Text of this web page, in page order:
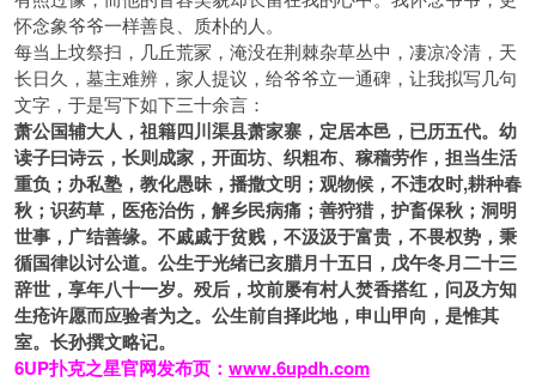
怀念象爷爷一样善良、质朴的人。
每当上坟祭扫，几丘荒冡，淹没在荆棘杂草丛中，凄凉冷清，天
长日久，墓主难辨，家人提议，给爷爷立一通碑，让我拟写几句
文字，于是写下如下三十余言：
萧公国辅大人，祖籍四川渠县萧家寨，定居本邑，已历五代。 幼
读子曰诗云，长则成家，开面坊、织粗布、稼穑劳作，担当生活
重负； 办私塾，教化愚昧，播撒文明； 观物候，不违农时,耕种春
秋； 识药草，医疮治伤，解乡民病痛； 善狩猎，护畜保秋； 洞明
世事，广结善缘。 不戚戚于贫贱，不汲汲于富贵，不畏权势，秉
循国律以讨公道。 公生于光绪已亥腊月十五日，戊午冬月二十三
辞世，享年八十一岁。 殁后，坟前屡有村人焚香搭红，问及方知
生疮许愿而应验者为之。 公生前自择此地，申山甲向，是惟其
室。 长孙撰文略记。
6UP扑克之星官网发布页： www.6updh.com